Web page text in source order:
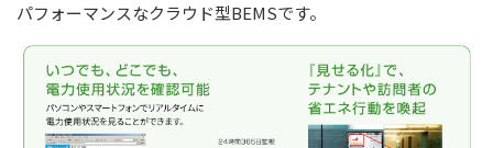
パフォーマンスなクラウド型BEMSです。